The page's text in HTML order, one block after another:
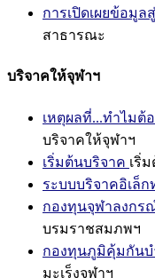
การเปิดเผยข้อมูล
สาธารณะ
บริจาคให้จุฬาฯ
เหตุผลที่...ทำไมต้
บริจาคให้จุฬาฯ
เริ่มต้นบริจาค เริ่
ระบบบริจาคอิเล็
กองทุนจุฬาลงกร
บรมราชสมภพฯ
กองทุนภูมิคุ้มกันบ
มะเร็งจุฬาฯ